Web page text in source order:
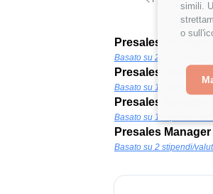
simili.
o
Ruolo
Presales Manager
Basato su 2 stipendi/
Presales Manager
Basato su 1 stipendio/
Presales Manager
Basato su 1 stipendio/
Presales Manager
Basato su 2 stipendi/